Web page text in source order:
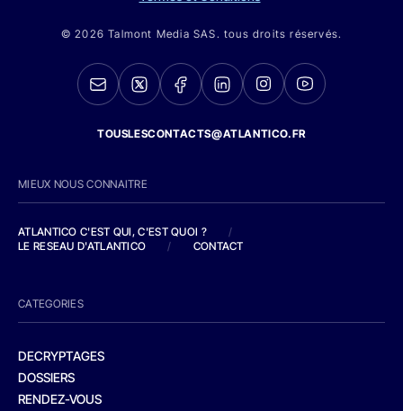
© 2026 Talmont Media SAS. tous droits réservés.
TOUSLESCONTACTS@ATLANTICO.FR
MIEUX NOUS CONNAITRE
ATLANTICO C'EST QUI, C'EST QUOI ?
/
LE RESEAU D'ATLANTICO
/ CONTACT
CATEGORIES
DECRYPTAGES
DOSSIERS
RENDEZ-VOUS